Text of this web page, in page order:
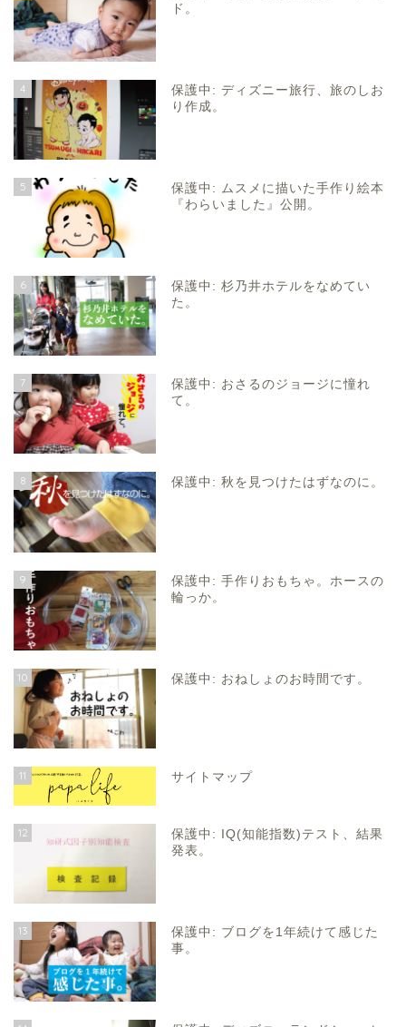
ド。
4
保護中: ディズニー旅行、旅のしお
り作成。
5
保護中: ムスメに描いた手作り絵本
『わらいました』公開。
6
保護中: 杉乃井ホテルをなめてい
た。
7
保護中: おさるのジョージに憧れ
て。
8 保護中: 秋を見つけたはずなのに。
9
保護中: 手作りおもちゃ。ホースの
輪っか。
10 保護中: おねしょのお時間です。
11 サイトマップ
12
保護中: IQ(知能指数)テスト、結果
発表。
13
保護中: ブログを1年続けて感じた
事。